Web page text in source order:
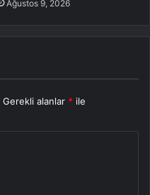
Ağustos 9, 2026
Gerekli alanlar * ile